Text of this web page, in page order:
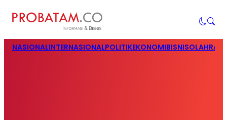
NASIONALINTERNASIONALPOLITIKEKONOMIBISNIS